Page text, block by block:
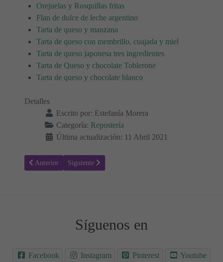
Orejuelas y Rosquillas fritas
Flan de dulce de leche argentino
Tarta de queso y manzana
Tarta de queso con membrillo, cuajada y miel
Tarta de queso japonesa tres ingredientes
Tarta de Queso y chocolate Toblerone
Tarta de queso y chocolate blanco
Detalles
Escrito por: Estefanía Morera
Categoría: Repostería
Última actualización: 11 Abril 2021
Artículo anterior: Receta para hacer Pasta choux - Profiteroles
Anterior Artículo siguiente: Receta para hacer Tarta de moka
Siguiente
Síguenos en
Facebook Instagram Pinterest Youtube